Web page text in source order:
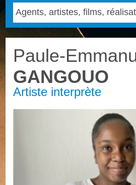
Paule-
GANGOUO
Artiste interprète